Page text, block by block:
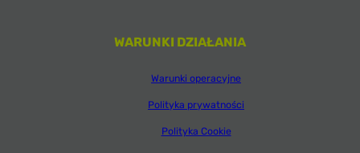
WARUNKI DZIAŁANIA
Warunki operacyjne
Polityka prywatności
Polityka Cookie